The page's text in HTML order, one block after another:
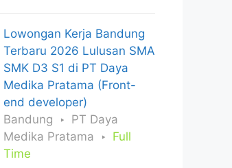
Lowongan Kerja Bandung
Terbaru 2026 Lulusan SMA
SMK D3 S1 di PT Daya
Medika Pratama (Front-
end developer)
Bandung
PT Daya
Medika Pratama
Full
Time